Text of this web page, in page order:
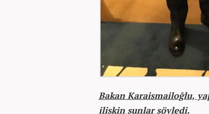
Bakan Karaismailoğlu,
ilişkin şunlar söyledi.